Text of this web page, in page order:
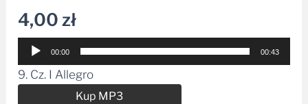
4,00zł
Odtwarzacz
plików
dźwiękowych
00:00 00:43
9. Cz. I Allegro
Kup MP3